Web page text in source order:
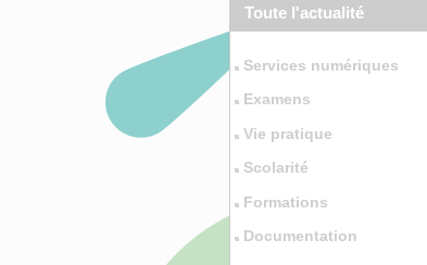
Toute l'actualité
Services numériques
Examens
Vie pratique
Scolarité
Formations
Documentation